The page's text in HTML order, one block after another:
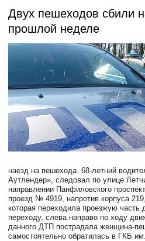
Двух пешеходов сбили
прошлой неделе
наезд на пешехода. 68-летний
Аутлендер», следовал по улице
направлении Панфиловского
проезд № 4919, напротив корпуса
которая переходила проезжую
переходу, слева направо по ходу
данного ДТП пострадала женщина-
самостоятельно обратилась в ГКБ